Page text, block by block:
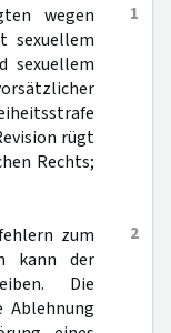
1
wegen
sexuellem
sexuellem
rügt
Rechts;
2
zum
kann der
Die